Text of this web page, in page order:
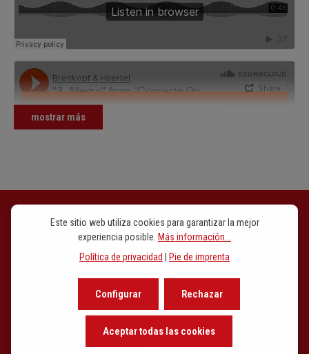
mostrar más
Newsletter signup
Our newsletter keeps you on beat. Discover new releases,
learn about the background of music and become inspired with
exclusive recommendations.
Este sitio web utiliza cookies para garantizar la mejor
experiencia posible. Más información...
Política de privacidad | Pie de imprenta
Rechazar
Configurar
Aceptar todas las cookies